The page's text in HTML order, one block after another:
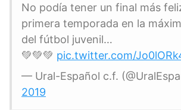
No podía tener un final más
primera temporada en la
del fútbol juvenil…
💚💚💚 pic.twitter.com/
— Ural-Español c.f.
2019